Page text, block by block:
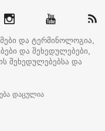
და ტერმინოლოგია,
და შეხედულებები,
შეხედულებებსა და
დაცულია